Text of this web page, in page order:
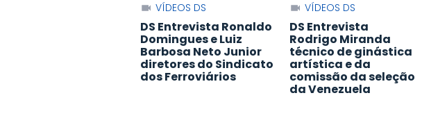
VÍDEOS DS
DS Entrevista Ronaldo
Domingues e Luiz
Barbosa Neto Junior
diretores do Sindicato
dos Ferroviários
VÍDEOS DS
DS Entrevista
Rodrigo Miranda
técnico de ginástica
artística e da
comissão da seleção
da Venezuela